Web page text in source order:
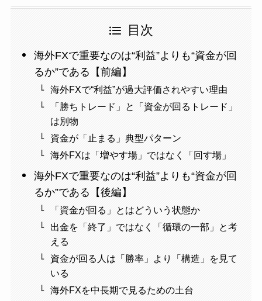
目次
海外FXで重要なのは“利益”よりも“資金が回
るか”である【前編】
海外FXで“利益”が過大評価されやすい理由
「勝ちトレード」と「資金が回るトレード」
は別物
資金が「止まる」典型パターン
海外FXは「増やす場」ではなく「回す場」
海外FXで重要なのは“利益”よりも“資金が回
るか”である【後編】
「資金が回る」とはどういう状態か
出金を「終了」ではなく「循環の一部」と考
える
資金が回る人は「勝率」より「構造」を見て
いる
海外FXを中長期で見るための土台